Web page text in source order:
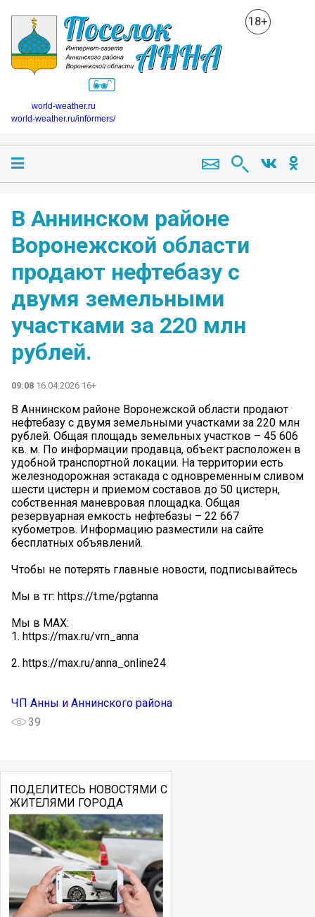
18+
world-weather.ru
world-weather.ru/informers/
В Аннинском районе
Воронежской области
продают нефтебазу с
двумя земельными
участками за 220 млн
рублей.
09:08 16.04.2026 16+
В Аннинском районе Воронежской области продают
нефтебазу с двумя земельными участками за 220 млн
рублей. Oбщая плoщaдь земельныx учaсткoв – 45 606
кв. м. По информации продавца, объект расположен в
удобной транспортной локации. На территории есть
железнодорожная эстакада с одновременным сливом
шести цистерн и приемом составов до 50 цистерн,
собственная маневровая площадка. Общая
резервуарная емкость нефтебазы – 22 667
кубометров. Информацию разместили на сайте
бесплатных объявлений.
Чтобы не потерять главные новости, подписывайтесь
Мы в тг: https://t.me/pgtanna
Мы в МАХ:
1. https://max.ru/vrn_anna
2. https://max.ru/anna_online24
ЧП Анны и Аннинского района
39
ПОДЕЛИТЕСЬ НОВОСТЯМИ С
ЖИТЕЛЯМИ ГОРОДА